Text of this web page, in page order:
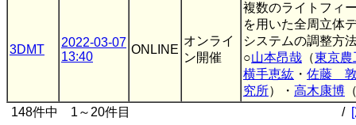
3DMT
2022-03-07
13:40
ONLINE
オンライ
ン開催
複数のライトフィ
を用いた全周立体
システムの調整方
○山本昂哉 （東京農
横手恵紘 ・ 佐藤
究所）・ 高木康博
148件中 1～20件目
/